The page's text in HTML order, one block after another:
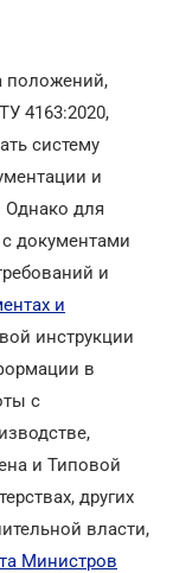
положений,
4163:2020,
систему
и
для
документами
и
и
инструкции
в
с
и Типовой
других
власти,
Министров